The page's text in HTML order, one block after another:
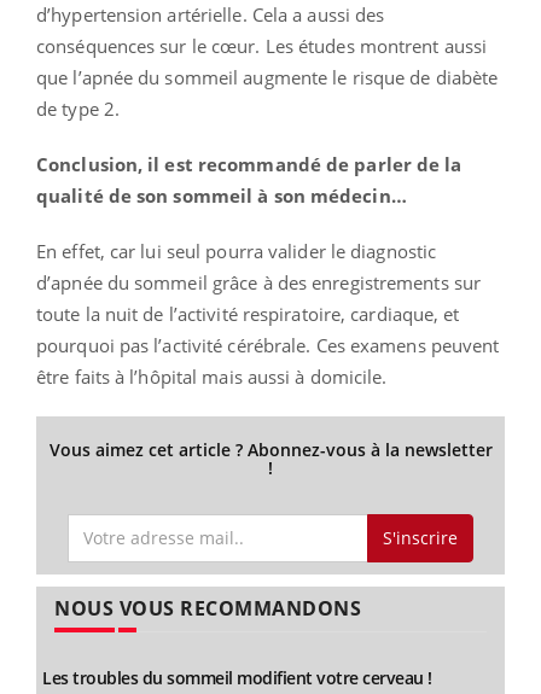
d’hypertension artérielle. Cela a aussi des
conséquences sur le cœur. Les études montrent aussi
que l’apnée du sommeil augmente le risque de diabète
de type 2.
Conclusion, il est recommandé de parler de la
qualité de son sommeil à son médecin…
En effet, car lui seul pourra valider le diagnostic
d’apnée du sommeil grâce à des enregistrements sur
toute la nuit de l’activité respiratoire, cardiaque, et
pourquoi pas l’activité cérébrale. Ces examens peuvent
être faits à l’hôpital mais aussi à domicile.
Vous aimez cet article ? Abonnez-vous à la newsletter
!
S'inscrire
NOUS VOUS RECOMMANDONS
Les troubles du sommeil modifient votre cerveau !